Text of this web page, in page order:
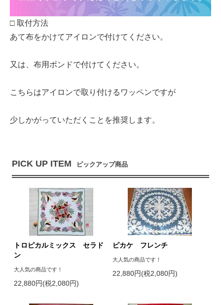
□ 取付方法
あて布をかけてアイロンで付けてください。
又は、布用ボンドで付けてください。
こちらはアイロンで取り付けるワッペンですが
少しかがっていただくことを推奨します。
PICK UP ITEM ピックアップ商品
トロピカルミックス セラド
ン
大人気の商品です！
22,880円(税2,080円)
ピカケ フレンチ
大人気の商品です！
22,880円(税2,080円)